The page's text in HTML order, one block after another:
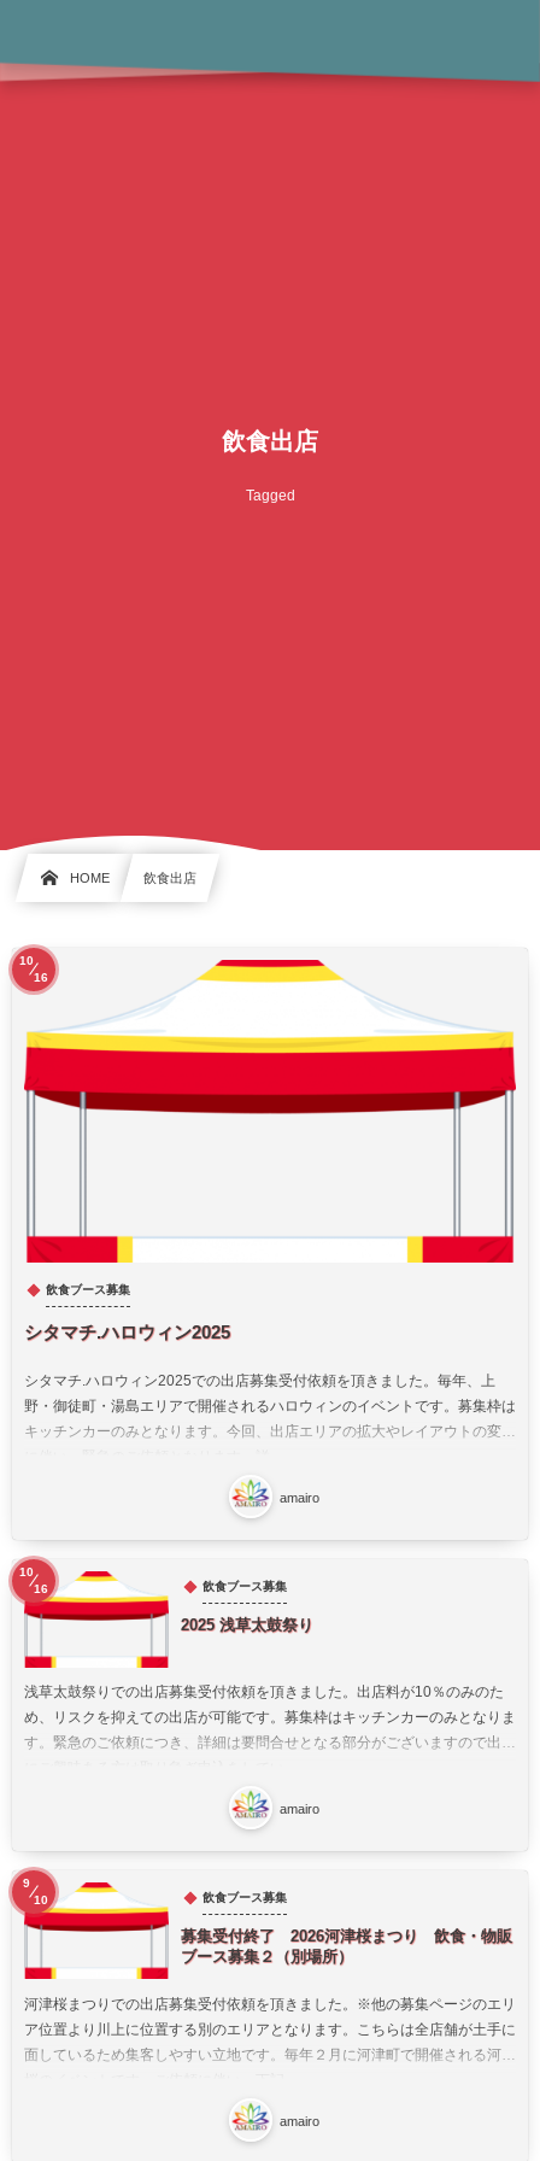
飲食出店
Tagged
HOME 飲食出店
飲食ブース募集
シタマチ.ハロウィン2025
シタマチ.ハロウィン2025での出店募集受付依頼を頂きました。毎年、上
野・御徒町・湯島エリアで開催されるハロウィンのイベントです。募集枠は
キッチンカーのみとなります。今回、出店エリアの拡大やレイアウトの変更
amairo
10
16
飲食ブース募集
2025 浅草太鼓祭り
浅草太鼓祭りでの出店募集受付依頼を頂きました。出店料が10％のみのた
め、リスクを抑えての出店が可能です。募集枠はキッチンカーのみとなりま
す。緊急のご依頼につき、詳細は要問合せとなる部分がございますので出店
amairo
10
16
飲食ブース募集
募集受付終了 2026河津桜まつり 飲食・物販
ブース募集２（別場所）
河津桜まつりでの出店募集受付依頼を頂きました。※他の募集ページのエリ
ア位置より川上に位置する別のエリアとなります。こちらは全店舗が土手に
面しているため集客しやすい立地です。毎年２月に河津町で開催される河津
amairo
9
10